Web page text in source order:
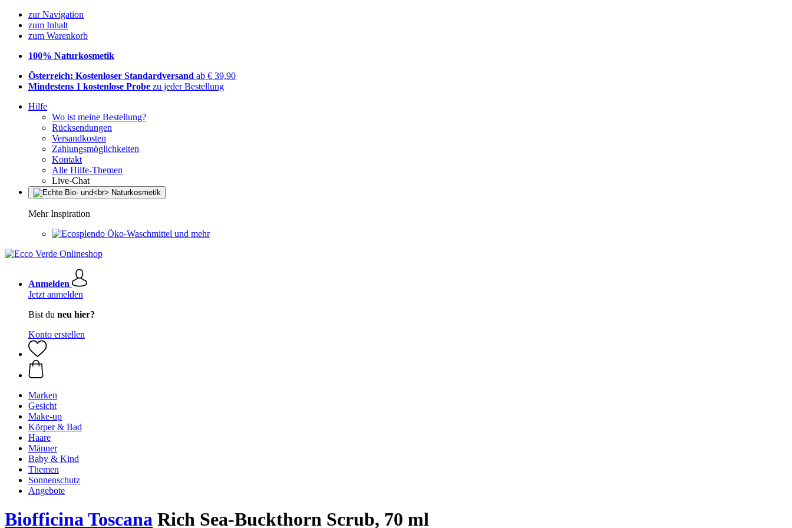
zur Navigation
zum Inhalt
zum Warenkorb
100% Naturkosmetik
Österreich: Kostenloser Standardversand ab € 39,90
Mindestens 1 kostenlose Probe zu jeder Bestellung
Hilfe
Wo ist meine Bestellung?
Rücksendungen
Versandkosten
Zahlungsmöglichkeiten
Kontakt
Alle Hilfe-Themen
Live-Chat
Mehr Inspiration
Öko-Waschmittel und mehr
Anmelden
Jetzt anmelden
Bist du neu hier?
Konto erstellen
Marken
Gesicht
Make-up
Körper & Bad
Haare
Männer
Baby & Kind
Themen
Sonnenschutz
Angebote
Biofficina Toscana Rich Sea-Buckthorn Scrub, 70 ml